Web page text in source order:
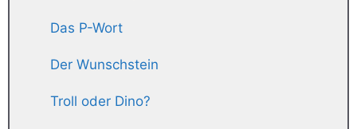
Das P-Wort
Der Wunschstein
Troll oder Dino?